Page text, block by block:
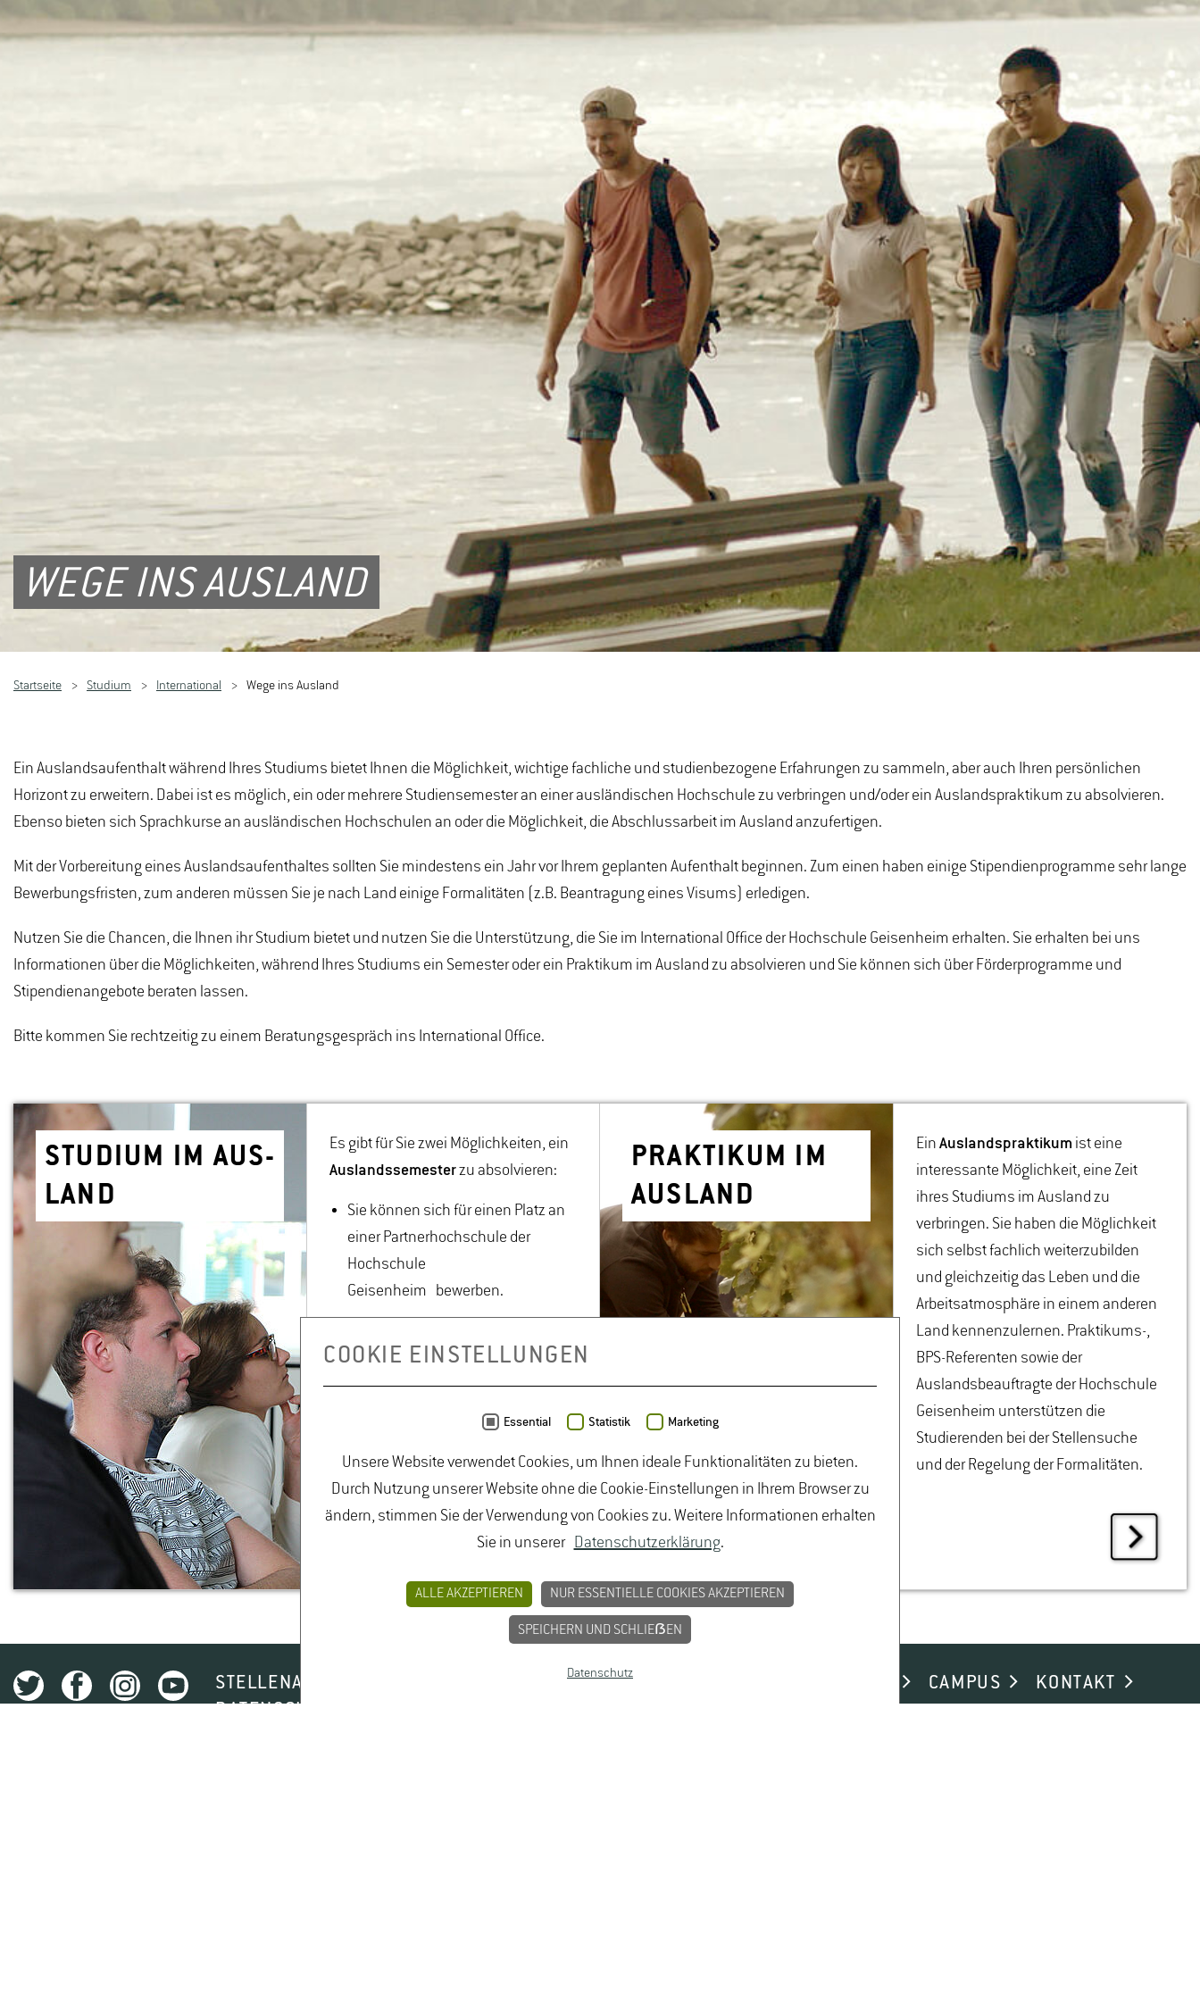
WEGE INS AUSLAND
Startseite Studium International Wege ins Ausland
Ein Auslandsaufenthalt während Ihres Studiums bietet Ihnen die Möglichkeit, wichtige fachliche und studienbezogene Erfahrungen zu sammeln, aber auch Ihren persönlichen
Horizont zu erweitern. Dabei ist es möglich, ein oder mehrere Studiensemester an einer ausländischen Hochschule zu verbringen und/oder ein Auslandspraktikum zu absolvieren.
Ebenso bieten sich Sprachkurse an ausländischen Hochschulen an oder die Möglichkeit, die Abschlussarbeit im Ausland anzufertigen.
Mit der Vorbereitung eines Auslandsaufenthaltes sollten Sie mindestens ein Jahr vor Ihrem geplanten Aufenthalt beginnen. Zum einen haben einige Stipendienprogramme sehr lange
Bewerbungsfristen, zum anderen müssen Sie je nach Land einige Formalitäten (z.B. Beantragung eines Visums) erledigen.
Nutzen Sie die Chancen, die Ihnen ihr Studium bietet und nutzen Sie die Unterstützung, die Sie im International Office der Hochschule Geisenheim erhalten. Sie erhalten bei uns
Informationen über die Möglichkeiten, während Ihres Studiums ein Semester oder ein Praktikum im Ausland zu absolvieren und Sie können sich über Förderprogramme und
Stipendienangebote beraten lassen.
Bitte kommen Sie rechtzeitig zu einem Beratungsgespräch ins International Office.
STU­DI­UM IM AUS­
LAND
Es gibt für Sie zwei Möglichkeiten, ein
Auslandssemesterzu absolvieren:
Sie können sich für einen Platz an
einer Partnerhochschule der
Hochschule
Geisenheim bewerben.
selbstständig an einer
PRAK­TI­KUM IM
AUS­LAND
Ein Auslandspraktikumist eine
interessante Möglichkeit, eine Zeit
ihres Studiums im Ausland zu
verbringen. Sie haben die Möglichkeit
sich selbst fachlich weiterzubilden
und gleichzeitig das Leben und die
Arbeitsatmosphäre in einem anderen
Land kennenzulernen. Praktikums-,
BPS-Referenten sowie der
Auslandsbeauftragte der Hochschule
Geisenheim unterstützen die
Studierenden bei der Stellensuche
und der Regelung der Formalitäten.
STELLENAUSSCHREIBUNGEN JOBPORTAL FÜR STUDIERENDE UND ALUMNI CAMPUS
KONTAKT
DATENSCHUTZ
COOKIE EINSTELLUNGEN
Essential Statistik Marketing
Unsere Website verwendet Cookies, um Ihnen ideale Funktionalitäten zu bieten.
Durch Nutzung unserer Website ohne die Cookie-Einstellungen in Ihrem Browser zu
ändern, stimmen Sie der Verwendung von Cookies zu. Weitere Informationen erhalten
Sie in unserer Datenschutzerklärung.
ALLE AKZEPTIEREN NUR ESSENTIELLE COOKIES AKZEPTIEREN
SPEICHERN UND SCHLIEẞEN
Datenschutz